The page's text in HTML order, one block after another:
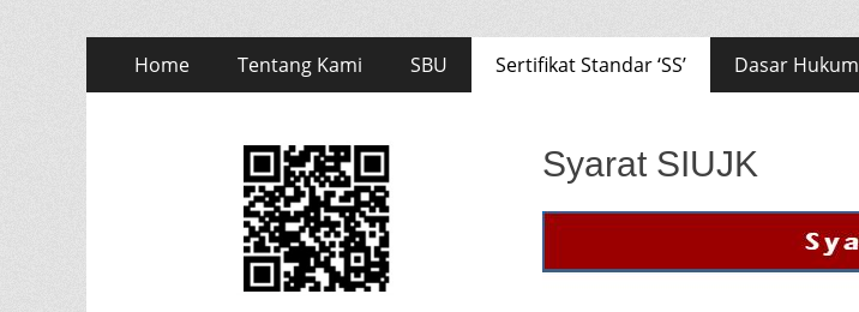
Primary
Menu
Home Tentang Kami SBU Sertifikat Standar ‘SS’ Dasar Hukum
Syarat SIUJK